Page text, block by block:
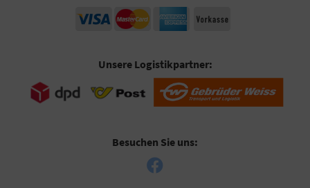
Unsere Logistikpartner:
Besuchen Sie uns: